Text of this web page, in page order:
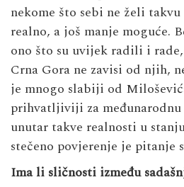
nekome što sebi ne želi
realno, a još manje moguće.
ono što su uvijek radili i
Crna Gora ne zavisi od njih,
je mnogo slabiji od
prihvatljiviji za
unutar takve realnosti u
stečeno povjerenje je pitanje
Ima li sličnosti između